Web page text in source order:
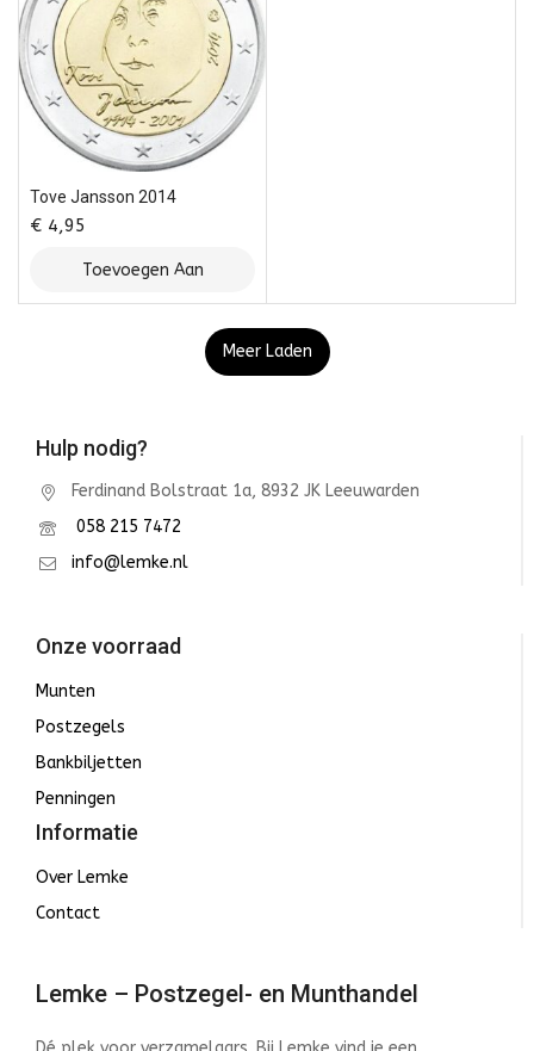
Tove Jansson 2014
€ 4,95
Toevoegen Aan
Winkelwagen
Meer Laden
Hulp nodig?
Ferdinand Bolstraat 1a, 8932 JK Leeuwarden
058 215 7472
info@lemke.nl
Onze voorraad
Munten
Postzegels
Bankbiljetten
Penningen
Informatie
Over Lemke
Contact
Lemke – Postzegel- en Munthandel